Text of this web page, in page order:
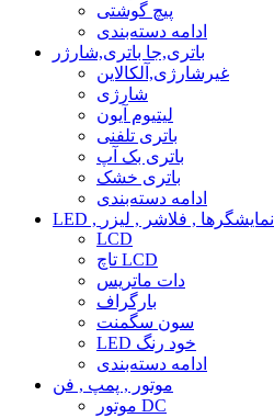
پیچ گوشتی
ادامه دسته‌بندی
باتری,جا باتری,شارژر
غیرشارژی,آلکالاین
شارژی
لیتیوم آیون
باتری تلفنی
باتری بک آپ
باتری خشک
ادامه دسته‌بندی
LED , نمایشگرها , فلاشر , لیزر
LCD
تاچ LCD
دات ماتریس
بارگراف
سون سگمنت
LED خود رنگ
ادامه دسته‌بندی
موتور , پمپ , فن
موتور DC